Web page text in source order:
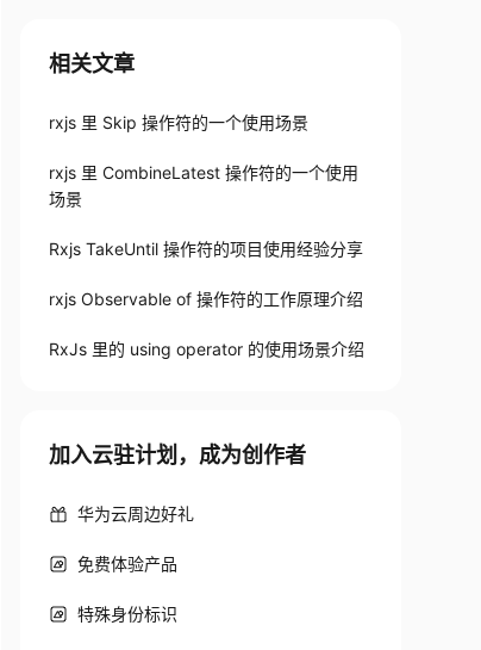
相关文章
rxjs 里 Skip 操作符的一个使用场景
rxjs 里 CombineLatest 操作符的一个使用
场景
Rxjs TakeUntil 操作符的项目使用经验分享
rxjs Observable of 操作符的工作原理介绍
RxJs 里的 using operator 的使用场景介绍
加入云驻计划，成为创作者
华为云周边好礼
免费体验产品
特殊身份标识